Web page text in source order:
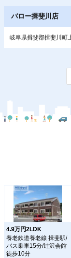
バロー揖斐川店
岐阜県揖斐郡揖斐川町
4.9万円2LDK
養老鉄道養老線 揖斐駅/
バス乗車15分/辻沢会館
徒歩10分